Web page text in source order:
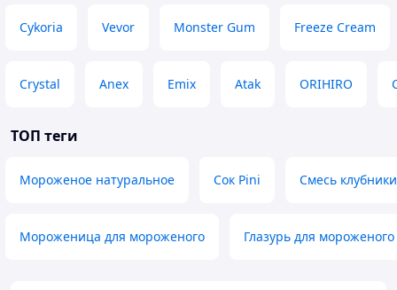
Cykoria Vevor Monster Gum Freeze Cream
Crystal Anex Emix Atak ORIHIRO
ТОП теги
Мороженое натуральное Сок Pini Смесь клубники
Мороженица для мороженого Глазурь для мороженого